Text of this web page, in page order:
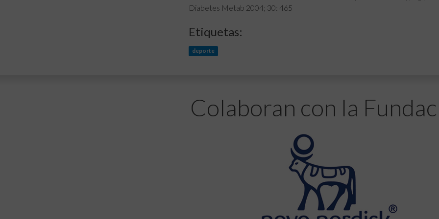
Diabetes Metab 2004; 30: 465
Etiquetas:
deporte
Colaboran con la